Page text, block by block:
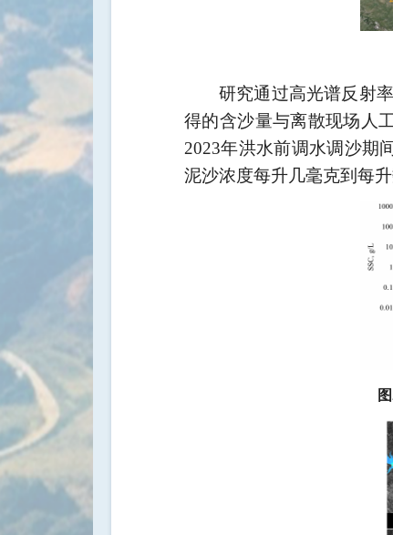
研究通过高光谱反射
得的含沙量与离散现场人
2023年洪水前调水调沙期
泥沙浓度每升几毫克到每